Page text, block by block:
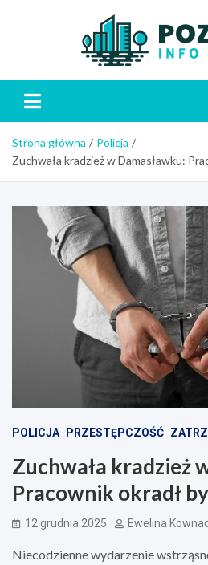
Strona główna
Policja
Zuchwała kradzież w Damasławku:
POLICJA PRZESTĘPCZOŚĆ
Zuchwała kradzież
Pracownik okradł
12 grudnia 2025 Ewelina
Niecodzienne wydarzenie